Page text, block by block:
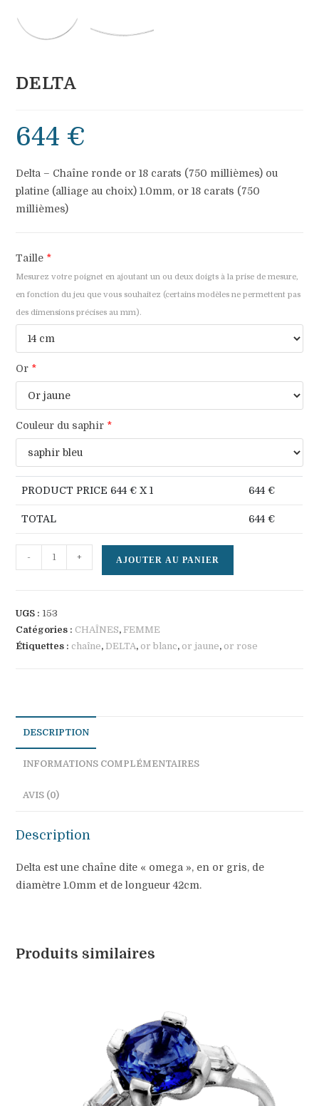
DELTA
644 €
Delta – Chaîne ronde or 18 carats (750 millièmes) ou
platine (alliage au choix) 1.0mm, or 18 carats (750
millièmes)
Taille *
Mesurez votre poignet en ajoutant un ou deux doigts à la prise de mesure,
en fonction du jeu que vous souhaitez (certains modèles ne permettent pas
des dimensions précises au mm).
Or *
Couleur du saphir *
PRODUCT PRICE 644€ X 1 644€
TOTAL 644€
quantité
de
- + AJOUTER AU PANIER
UGS : 153
Catégories : CHAÎNES,FEMME
Étiquettes : chaîne, DELTA, or blanc, or jaune, or rose
DESCRIPTION
INFORMATIONS COMPLÉMENTAIRES
AVIS (0)
Description
Delta est une chaîne dite « omega », en or gris, de
diamètre 1.0mm et de longueur 42cm.
Produits similaires